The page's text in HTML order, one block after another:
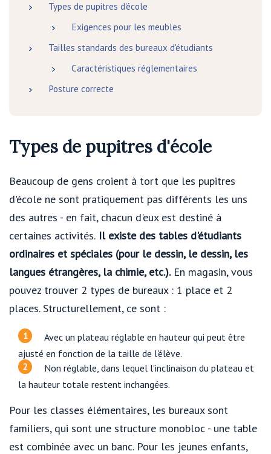
Types de pupitres d'école
Exigences pour les meubles
Tailles standards des bureaux d'étudiants
Caractéristiques réglementaires
Posture correcte
Types de pupitres d'école
Beaucoup de gens croient à tort que les pupitres
d'école ne sont pratiquement pas différents les uns
des autres - en fait, chacun d'eux est destiné à
certaines activités. Il existe des tables d'étudiants
ordinaires et spéciales (pour le dessin, le dessin, les
langues étrangères, la chimie, etc.).En magasin, vous
pouvez trouver 2 types de bureaux : 1 place et 2
places. Structurellement, ce sont :
Avec un plateau réglable en hauteur qui peut être
ajusté en fonction de la taille de l'élève.
Non réglable, dans lequel l'inclinaison du plateau et
la hauteur totale restent inchangées.
Pour les classes élémentaires, les bureaux sont
familiers, qui sont une structure monobloc - une table
est combinée avec un banc. Pour les jeunes enfants,